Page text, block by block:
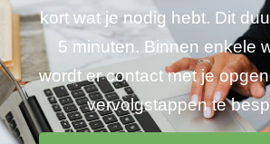
kort wat je nodig hebt. Dit
5 minuten. Binnen enkele
wordt er contact met je
vervolgstappen te